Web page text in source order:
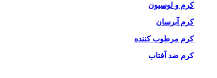
کرم و لوسیون
کرم آبرسان
کرم مرطوب کننده
کرم ضد آفتاب